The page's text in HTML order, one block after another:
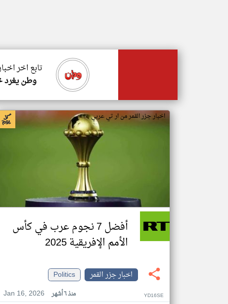
تابع اخر
وطن يغرد
اخبار جزر القمر من ار تي عربي
أفضل 7 نجوم عرب في كأس
الأمم الإفريقية 2025
اخبار جزر القمر
Politics
Jan 16, 2026
منذ ٦ أشهر YD16SE